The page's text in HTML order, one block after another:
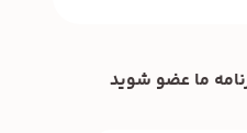
ما عضو شوید